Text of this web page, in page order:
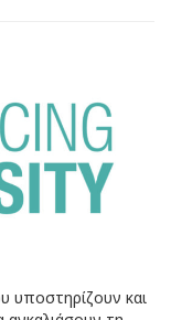
υποστηρίζουν και